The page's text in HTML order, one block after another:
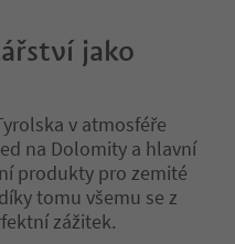
jako
v atmosféře
na Dolomity a hlavní
produkty pro zemité
tomu všemu se z
zážitek.